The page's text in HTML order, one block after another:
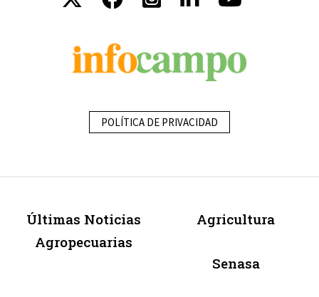
POLÍTICA DE PRIVACIDAD
Últimas Noticias
Agropecuarias
Agricultura
Senasa